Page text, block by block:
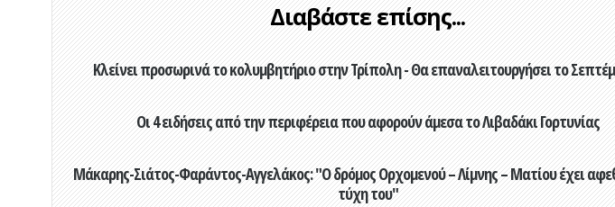
Διαβάστε επίσης...
Κλείνει προσωρινά το κολυμβητήριο στην Τρίπολη - Θα επαναλειτουργήσει το
Οι 4 ειδήσεις από την περιφέρεια που αφορούν άμεσα το Λιβαδάκι Γορτυνίας
Μάκαρης-Σιάτος-Φαράντος-Αγγελάκος: "Ο δρόμος Ορχομενού – Λίμνης – Ματίου έχει
τύχη του"